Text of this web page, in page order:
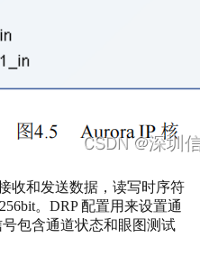
收和发送数据，读写时序符
。DRP 配置用来设置通
包含通道状态和眼图测试